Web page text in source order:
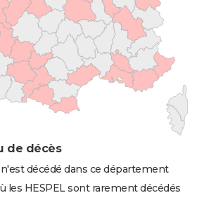
de décès
décédé dans ce département
les HESPEL sont rarement décédés